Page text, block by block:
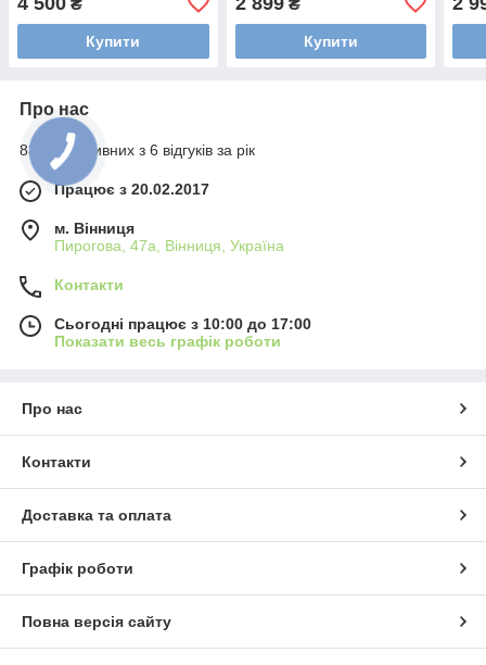
Купити Купити
Про нас
83% позитивних з 6 відгуків за рік
Працює з 20.02.2017
м. Вінниця
Пирогова, 47а, Вінниця, Україна
Контакти
Сьогодні працює з 10:00 до 17:00
Показати весь графік роботи
Про нас
Контакти
Доставка та оплата
Графік роботи
Повна версія сайту